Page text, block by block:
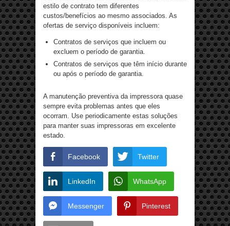
estilo de contrato tem diferentes
custos/benefícios ao mesmo associados. As
ofertas de serviço disponíveis incluem:
Contratos de serviços que incluem ou
excluem o período de garantia.
Contratos de serviços que têm início durante
ou após o período de garantia.
A manutenção preventiva da impressora quase
sempre evita problemas antes que eles
ocorram. Use periodicamente estas soluções
para manter suas impressoras em excelente
estado.
Facebook Twitter
LinkedIn WhatsApp
Messenger Pinterest